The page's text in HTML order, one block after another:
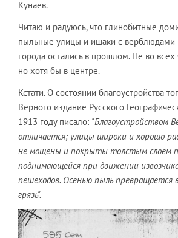
Кунаев.
Читаю и радуюсь, что глинобитные
пыльные улицы и ишаки с верблюдами
города остались в прошлом. Не во всех
но хотя бы в центре.
Кстати. О состоянии благоустройства
Верного издание Русского
1913 году писало: "Благоустройством
отличается; улицы широки и хорошо
не мощены и покрыты толстым слоем
поднимающейся при движении
пешеходов. Осенью пыль превращается
грязь".